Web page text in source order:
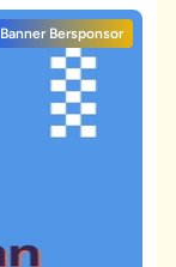
Banner Bersponsor